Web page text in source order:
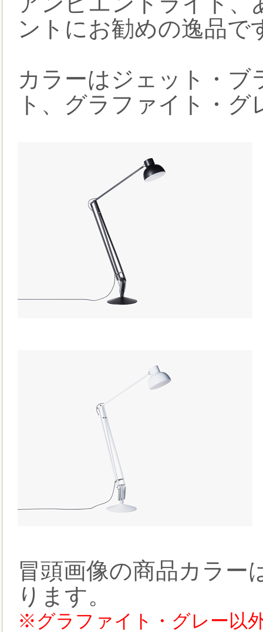
ントにお勧めの逸品で
カラーはジェット・
ト、グラファイト・
冒頭画像の商品カラー
ります。
※グラファイト・グレー以